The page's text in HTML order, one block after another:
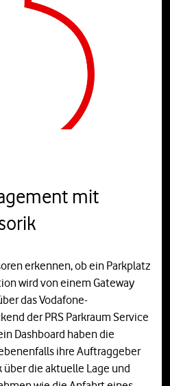
mit
erkennen, ob ein Parkplatz
wird von einem Gateway
das Vodafone-
der PRS Parkraum Service
Dashboard haben die
ihre Auftraggeber
die aktuelle Lage und